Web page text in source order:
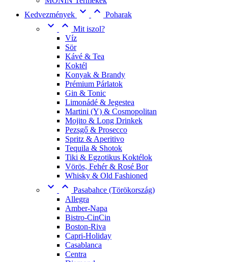
Kedvezmények   Poharak
  Mit iszol?
Víz
Sör
Kávé & Tea
Koktél
Konyak & Brandy
Prémium Párlatok
Gin & Tonic
Limonádé & Jegestea
Martini (Y) & Cosmopolitan
Mojito & Long Drinkek
Pezsgő & Prosecco
Spritz & Aperitivo
Tequila & Shotok
Tiki & Egzotikus Koktélok
Vörös, Fehér & Rosé Bor
Whisky & Old Fashioned
  Pasabahce (Törökország)
Allegra
Amber-Napa
Bistro-CinCin
Boston-Riva
Capri-Holiday
Casablanca
Centra